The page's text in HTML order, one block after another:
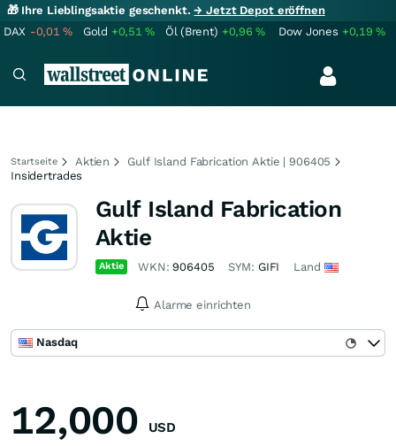
🎁 Ihre Lieblingsaktie geschenkt.→ Jetzt Depot eröffnen
DAX -0,01% Gold +0,51% Öl (Brent) +0,96% Dow Jones +0,19%
Startseite Aktien
Gulf Island Fabrication Aktie | 906405
Insidertrades
Gulf Island Fabrication
Aktie
Aktie WKN:906405 SYM: GIFI Land
Alarme einrichten
Nasdaq
12,000 USD